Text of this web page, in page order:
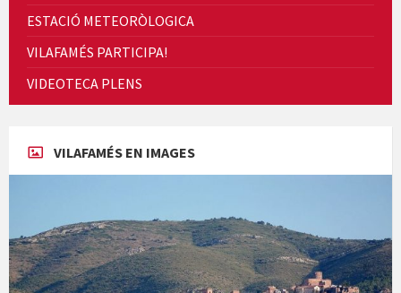
Cicle de Cine i Dones rurals
Concerts al Museu
ESTACIÓ METEORÒLOGICA
VILAFAMÉS PARTICIPA!
VIDEOTECA PLENS
VILAFAMÉS EN IMAGES